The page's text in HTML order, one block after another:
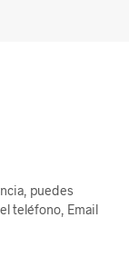
puedes
teléfono, Email